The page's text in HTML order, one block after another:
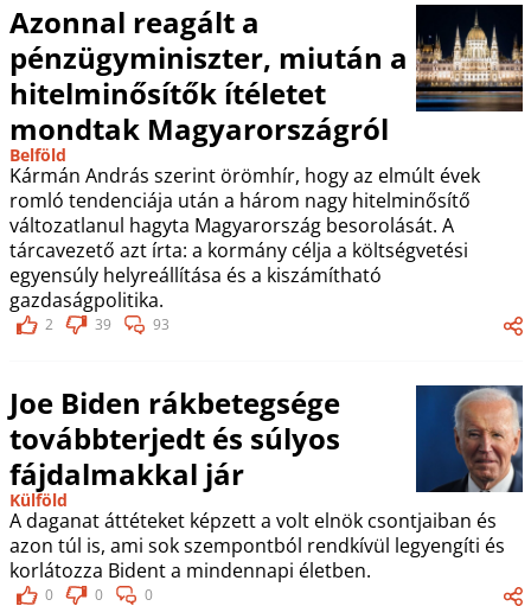
Azonnal reagált a
pénzügyminiszter, miután a
hitelminősítők ítéletet
mondtak Magyarországról
Belföld
Kármán András szerint örömhír, hogy az elmúlt évek
romló tendenciája után a három nagy hitelminősítő
változatlanul hagyta Magyarország besorolását. A
tárcavezető azt írta: a kormány célja a költségvetési
egyensúly helyreállítása és a kiszámítható
gazdaságpolitika.
2 39 93
Joe Biden rákbetegsége
továbbterjedt és súlyos
fájdalmakkal jár
Külföld
A daganat áttéteket képzett a volt elnök csontjaiban és
azon túl is, ami sok szempontból rendkívül legyengíti és
korlátozza Bident a mindennapi életben.
0 0 0